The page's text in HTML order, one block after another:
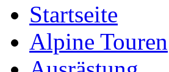
Startseite
Alpine Touren